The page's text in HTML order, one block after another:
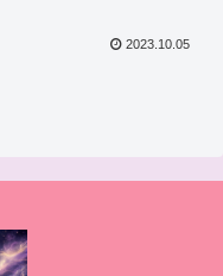
2023.10.05